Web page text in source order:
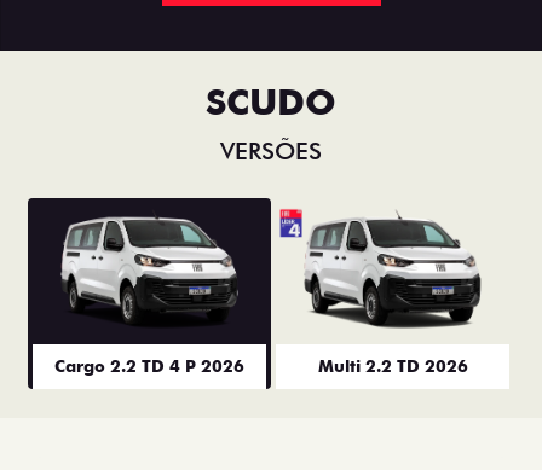
SCUDO
VERSÕES
Cargo 2.2 TD 4 P 2026 Multi 2.2 TD 2026